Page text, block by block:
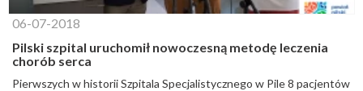
06-07-2018
Pilski szpital uruchomił nowoczesną metodę leczenia
chorób serca
Pierwszych w historii Szpitala Specjalistycznego w Pile 8 pacjentów